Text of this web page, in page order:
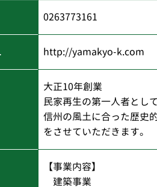
0263773161
http://yamakyo-k.com
大正10年創業
民家再生の第一人者とし
信州の風土に合った歴史
をさせていただきます。
【事業内容】
建築事業